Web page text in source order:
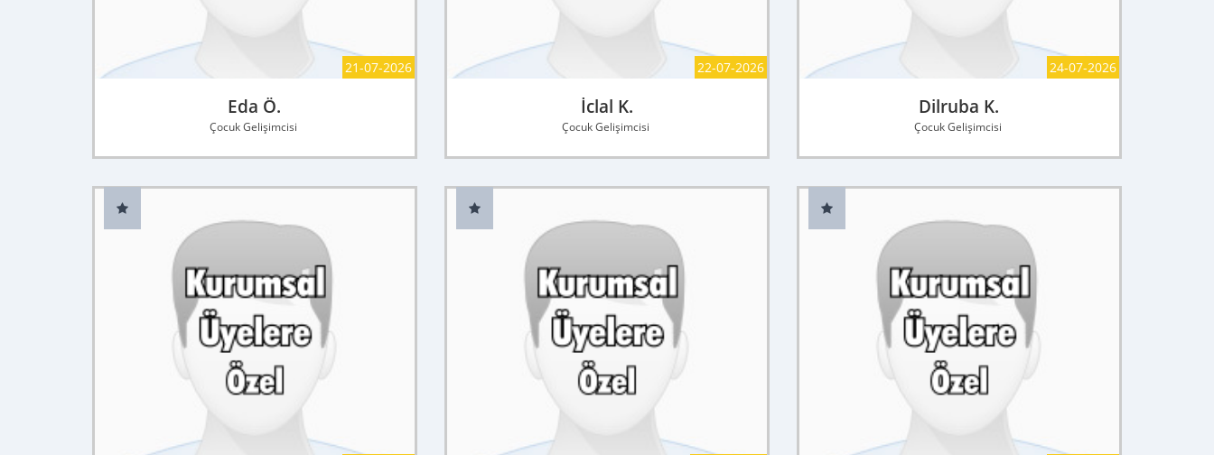
21-07-2026
Eda Ö.
Çocuk Gelişimcisi
22-07-2026
İclal K.
Çocuk Gelişimcisi
24-07-2026
Dilruba K.
Çocuk Gelişimcisi